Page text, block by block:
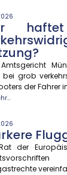
grob
der Fahrer
der
die Universität
das Städte un...
und neue